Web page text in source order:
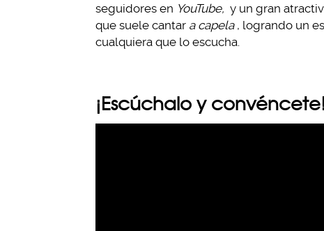
seguidores en YouTube, y un gran
que suele cantar a capela , logrando un
cualquiera que lo escucha.
¡Escúchalo y convéncete!